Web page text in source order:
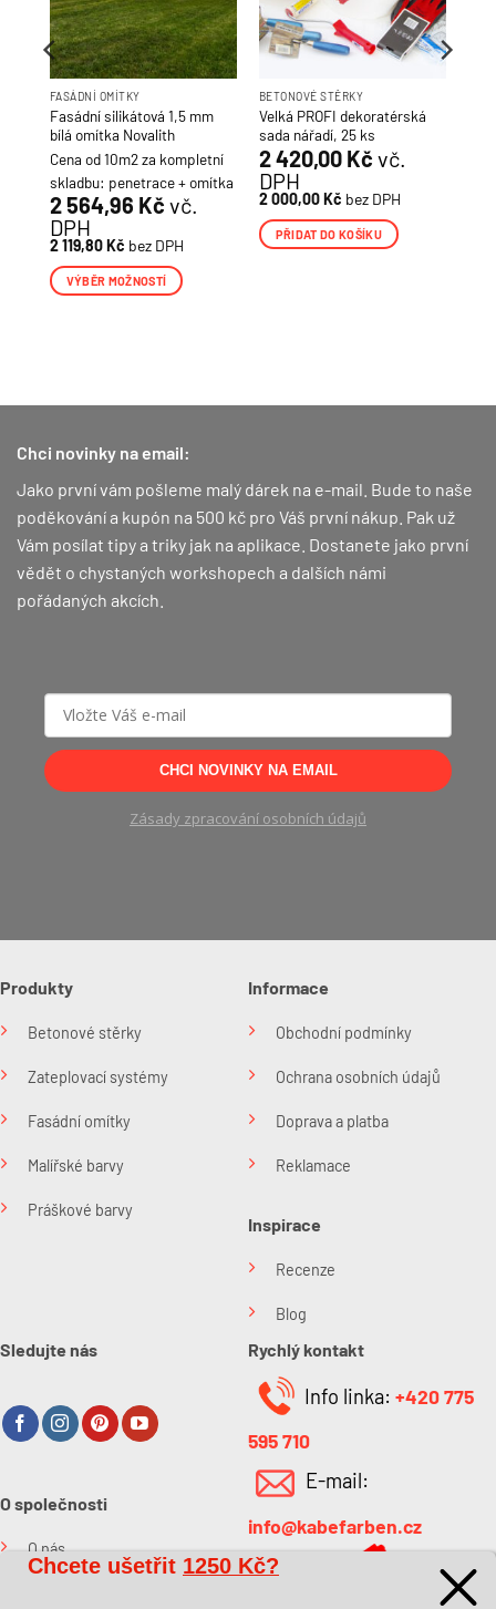
FASÁDNÍ OMÍTKY
Fasádní silikátová 1,5 mm
bílá omítka Novalith
Cena od 10m2 za kompletní
skladbu: penetrace + omítka
2 564,96 Kč vč.
DPH
2 119,80Kč bez DPH
VÝBĚR MOŽNOSTÍ
lze
na
stránce
produktu
BETONOVÉ STĚRKY
Velká PROFI dekoratérská
sada nářadí, 25 ks
2 420,00 Kč vč.
DPH
2 000,00Kč bez DPH
PŘIDAT DO KOŠÍKU
Chci novinky na email:
Jako první vám pošleme malý dárek na e-mail. Bude to naše
poděkování a kupón na 500 kč pro Váš první nákup. Pak už
Vám posílat tipy a triky jak na aplikace. Dostanete jako první
vědět o chystaných workshopech a dalších námi
pořádaných akcích.
CHCI NOVINKY NA EMAIL
Zásady zpracování osobních údajů
Produkty
Betonové stěrky
Zateplovací systémy
Fasádní omítky
Malířské barvy
Práškové barvy
Informace
Obchodní podmínky
Ochrana osobních údajů
Doprava a platba
Reklamace
Inspirace
Recenze
Blog
Sledujte nás
O společnosti
O nás
Rychlý kontakt
Info linka: +420 775
595 710
E-mail:
info@kabefarben.cz
Chcete ušetřit 1250 Kč?